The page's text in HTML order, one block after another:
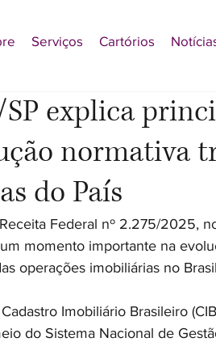
Serviços Cartórios
explica
normativa
do País
Federal nº 2.275/2025,
momento importante na
operações imobiliárias no
Imobiliário Brasileiro
do Sistema Nacional de